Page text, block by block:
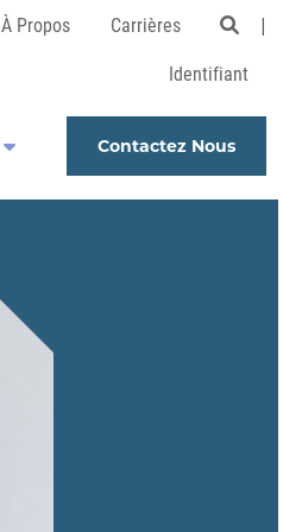
À Propos Carrières
Identifiant
Contactez Nous